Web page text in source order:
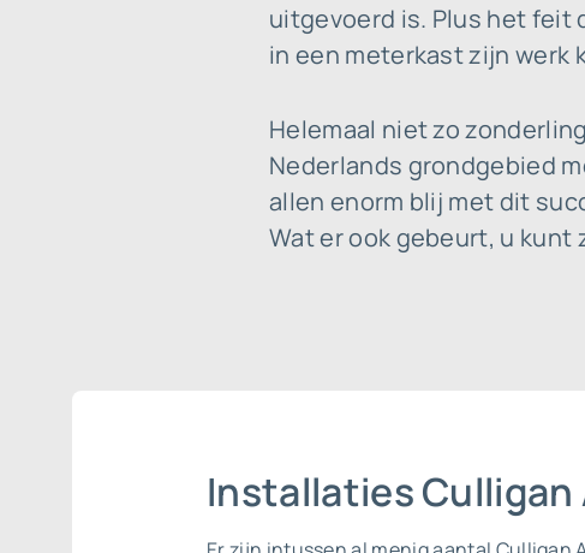
uitgevoerd is. Plus het feit
in een meterkast zijn werk
Helemaal niet zo
Nederlands grondgebied
allen enorm blij met dit
Wat er ook gebeurt, u kunt
Installaties Culligan